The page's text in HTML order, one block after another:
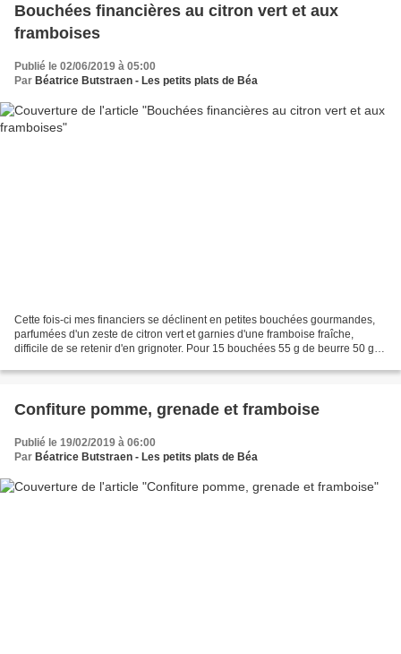
Bouchées financières au citron vert et aux
framboises
Publié le 02/06/2019 à 05:00
Par Béatrice Butstraen - Les petits plats de Béa
Cette fois-ci mes financiers se déclinent en petites bouchées gourmandes,
parfumées d'un zeste de citron vert et garnies d'une framboise fraîche,
difficile de se retenir d'en grignoter. Pour 15 bouchées 55 g de beurre 50 g
Confiture pomme, grenade et framboise
Publié le 19/02/2019 à 06:00
Par Béatrice Butstraen - Les petits plats de Béa